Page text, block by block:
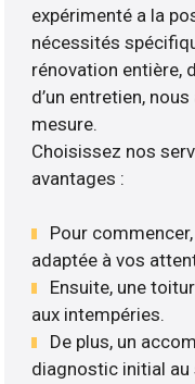
expérimenté a la
nécessités
rénovation entière,
d’un entretien,
mesure.
Choisissez nos
avantages :
Pour
adaptée à vos
Ensuite, une
aux intempéries.
De plus, un
diagnostic initial